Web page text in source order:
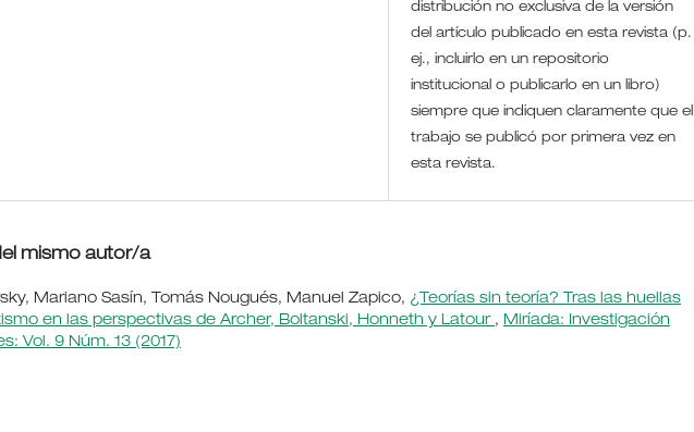
distribución no exclusiva de la versión
del artículo publicado en esta revista (p.
ej., incluirlo en un repositorio
institucional o publicarlo en un libro)
siempre que indiquen claramente que el
trabajo se publicó por primera vez en
esta revista.
mismo autor/a
Mariano Sasín, Tomás Nougués, Manuel Zapico, ¿Teorías sin teoría? Tras las huellas
en las perspectivas de Archer, Boltanski, Honneth y Latour , Miríada: Investigación
Vol. 9 Núm. 13 (2017)